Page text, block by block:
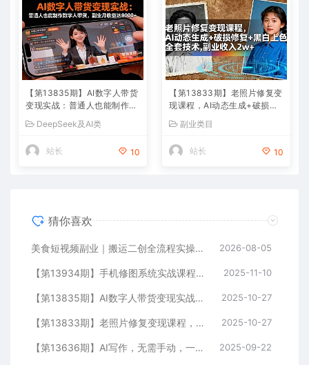
【第13835期】AI数字人带货
变现实战：普通人也能制作数
0+
DeepSeek及AI类
站长 10
【第13833期】老照片修复变
现课程，AI动态生成+破损修
收入2w+
副业类目
站长 10
猜你喜欢
美食短视频副业｜搬运二创全流程实操教学，轻资产入局赛道，掌握账号起号与带货实操方法 2026-08-05
【第13934期】手机修图系统实战课程，通过具体案例手把手教学调色技巧，实现副业变现 2025-11-10
【第13835期】AI数字人带货变现实战：普通人也能制作数字人带货，副业月收益达8000+ 2025-10-27
【第13833期】老照片修复变现课程，AI动态生成+破损修复+黑白上色+全套技术,副业收入2w+ 2025-10-27
【第13636期】AI写作，无需手动，一键生成文稿，一单1000+ 永不失业副业项目 2025-09-22